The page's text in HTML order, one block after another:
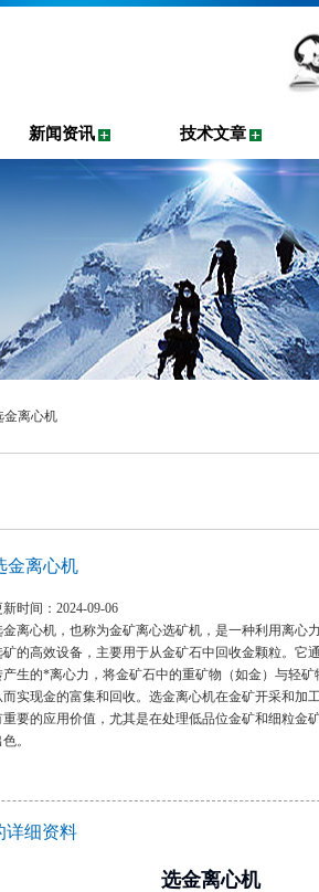
新闻资讯 技术文章
金离心机
金离心机
新时间：2024-09-06
金离心机，也称为金矿离心选矿机，是一种利用离心
矿的高效设备，主要用于从金矿石中回收金颗粒。它
产生的*离心力，将金矿石中的重矿物（如金）与轻矿
而实现金的富集和回收。选金离心机在金矿开采和加
重要的应用价值，尤其是在处理低品位金矿和细粒金
。
详细资料
选金离心机